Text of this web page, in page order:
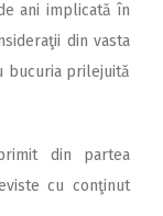
ani implicată în
din vasta
bucuria prilejuită
din partea
cu conţinut